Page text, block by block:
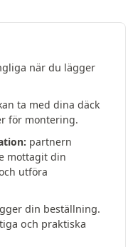
när du lägger
ta med dina däck
för montering.
partnern
mottagit din
utföra
din beställning.
och praktiska